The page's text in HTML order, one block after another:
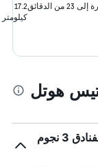
الدقائق
17.2
كيلومتر
هوتل
هل الأسعار في أتلانتيس هوتل قابلة للمقارنة بفنادق 3 نجوم